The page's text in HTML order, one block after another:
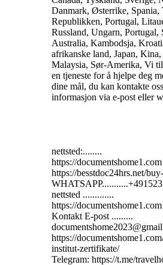
Danmark, Østerrike, Spania,
Republikken, Portugal,
Russland, Ungarn, Portugal,
Australia, Kambodsja,
afrikanske land, Japan,
Malaysia, Sør-Amerika, Vi
en tjeneste for å hjelpe deg
dine mål, du kan kontakte
informasjon via e-post eller
nettsted:........
https://documentshome1.com
https://besstdoc24hrs.net/
nettsted .............
https://documentshome1.com
Kontakt E-post .........
https://
institut-zertifikate/
Telegram: https://t.me/